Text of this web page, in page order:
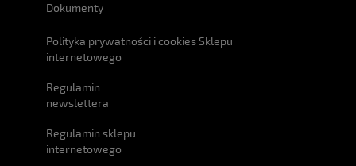
Dokumenty
Polityka prywatności i cookies Sklepu
internetowego
Regulamin
newslettera
Regulamin sklepu
internetowego